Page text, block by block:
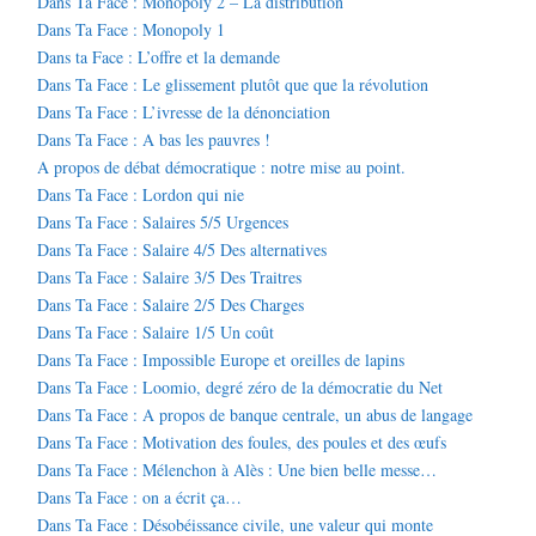
Dans Ta Face : Monopoly 1
Dans ta Face : L’offre et la demande
Dans Ta Face : Le glissement plutôt que que la révolution
Dans Ta Face : L’ivresse de la dénonciation
Dans Ta Face : A bas les pauvres !
A propos de débat démocratique : notre mise au point.
Dans Ta Face : Lordon qui nie
Dans Ta Face : Salaires 5/5 Urgences
Dans Ta Face : Salaire 4/5 Des alternatives
Dans Ta Face : Salaire 3/5 Des Traitres
Dans Ta Face : Salaire 2/5 Des Charges
Dans Ta Face : Salaire 1/5 Un coût
Dans Ta Face : Impossible Europe et oreilles de lapins
Dans Ta Face : Loomio, degré zéro de la démocratie du Net
Dans Ta Face : A propos de banque centrale, un abus de langage
Dans Ta Face : Motivation des foules, des poules et des œufs
Dans Ta Face : Mélenchon à Alès : Une bien belle messe…
Dans Ta Face : on a écrit ça…
Dans Ta Face : Désobéissance civile, une valeur qui monte